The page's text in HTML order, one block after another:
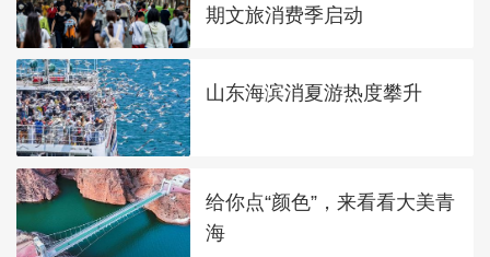
期文旅消费季启动
山东海滨消夏游热度攀升
给你点“颜色”，来看看大美青
海